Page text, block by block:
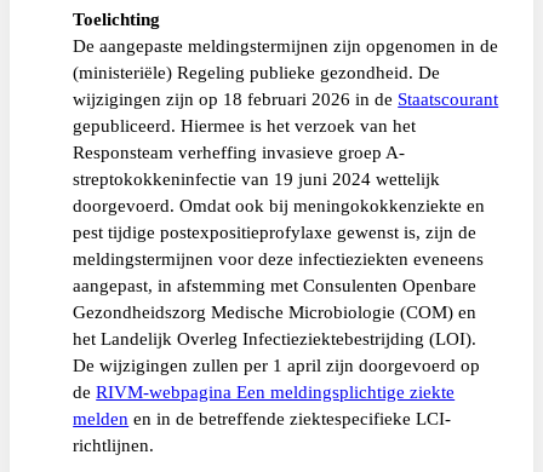
Toelichting
De aangepaste meldingstermijnen zijn opgenomen in de
(ministeriële) Regeling publieke gezondheid. De
wijzigingen zijn op 18 februari 2026 in de Staatscourant
gepubliceerd. Hiermee is het verzoek van het
Responsteam verheffing invasieve groep A-
streptokokkeninfectie van 19 juni 2024 wettelijk
doorgevoerd. Omdat ook bij meningokokkenziekte en
pest tijdige postexpositieprofylaxe gewenst is, zijn de
meldingstermijnen voor deze infectieziekten eveneens
aangepast, in afstemming met Consulenten Openbare
Gezondheidszorg Medische Microbiologie (COM) en
het Landelijk Overleg Infectieziektebestrijding (LOI).
De wijzigingen zullen per 1 april zijn doorgevoerd op
deRIVM-webpagina Een meldingsplichtige ziekte
melden en in de betreffende ziektespecifieke LCI-
richtlijnen.